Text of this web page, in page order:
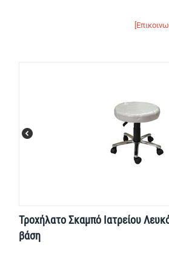
Τροχήλατο Σκαμπό Ιατρείου
βάση